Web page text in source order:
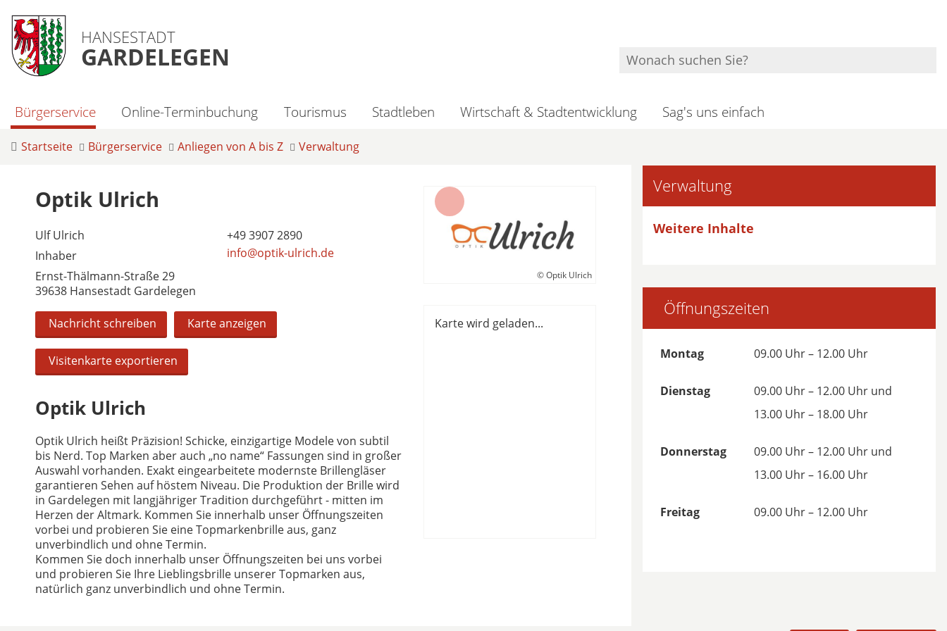
HANSESTADT
GARDELEGEN
Bürgerservice Online-Terminbuchung Tourismus Stadtleben Wirtschaft & Stadtentwicklung Sag's uns einfach
Startseite Bürgerservice Anliegen von A bis Z Verwaltung
Optik Ulrich
Ulf Ulrich
Inhaber
Ernst-Thälmann-Straße 29
39638 Hansestadt Gardelegen
+49 3907 2890
info@optik-ulrich.de
Nachricht schreiben Karte anzeigen
Visitenkarte exportieren
Optik Ulrich
Optik Ulrich heißt Präzision! Schicke, einzigartige Modele von subtil
bis Nerd. Top Marken aber auch „no name“ Fassungen sind in großer
Auswahl vorhanden. Exakt eingearbeitete modernste Brillengläser
garantieren Sehen auf höstem Niveau. Die Produktion der Brille wird
in Gardelegen mit langjähriger Tradition durchgeführt - mitten im
Herzen der Altmark. Kommen Sie innerhalb unser Öffnungszeiten
vorbei und probieren Sie eine Topmarkenbrille aus, ganz
unverbindlich und ohne Termin.
Kommen Sie doch innerhalb unser Öffnungszeiten bei uns vorbei
und probieren Sie Ihre Lieblingsbrille unserer Topmarken aus,
natürlich ganz unverbindlich und ohne Termin.
© Optik Ulrich
Karte wird geladen...
Verwaltung
Weitere Inhalte
Öffnungszeiten
Montag 09.00 Uhr – 12.00 Uhr
Dienstag
09.00 Uhr – 12.00 Uhr und
13.00 Uhr – 18.00 Uhr
Donnerstag
09.00 Uhr – 12.00 Uhr und
13.00 Uhr – 16.00 Uhr
Freitag 09.00 Uhr – 12.00 Uhr